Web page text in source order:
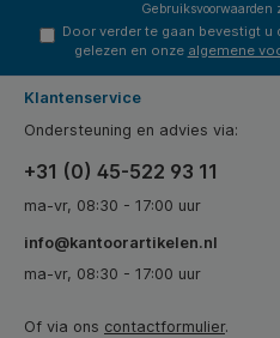
Gebruiksvoorwaarden
Door verder te gaan bevestigt u
gelezen en onze algemene
Klantenservice
Ondersteuning en advies via:
+31 (0) 45-522 93 11
ma-vr, 08:30 - 17:00 uur
info@kantoorartikelen.nl
ma-vr, 08:30 - 17:00 uur
Of via ons contactformulier.